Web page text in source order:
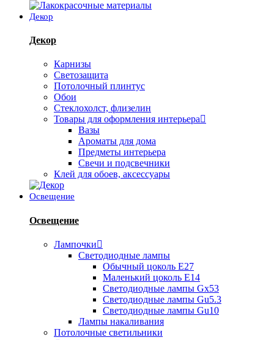
Декор
Декор
Карнизы
Светозащита
Потолочный плинтус
Обои
Стеклохолст, флизелин
Товары для оформления интерьера
Вазы
Ароматы для дома
Предметы интерьера
Свечи и подсвечники
Клей для обоев, аксессуары
Освещение
Освещение
Лампочки
Светодиодные лампы
Обычный цоколь Е27
Маленький цоколь Е14
Светодиодные лампы Gx53
Светодиодные лампы Gu5.3
Светодиодные лампы Gu10
Лампы накаливания
Потолочные светильники